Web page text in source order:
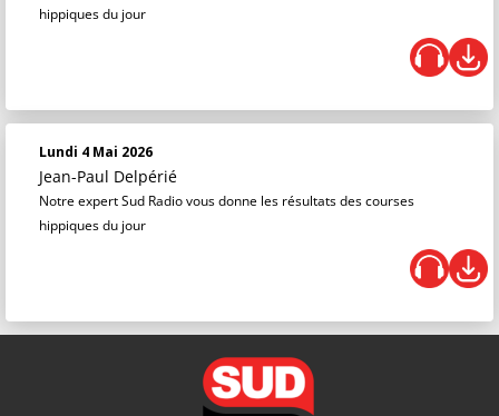
hippiques du jour
Lundi 4 Mai 2026
Jean-Paul Delpérié
Notre expert Sud Radio vous donne les résultats des courses
hippiques du jour